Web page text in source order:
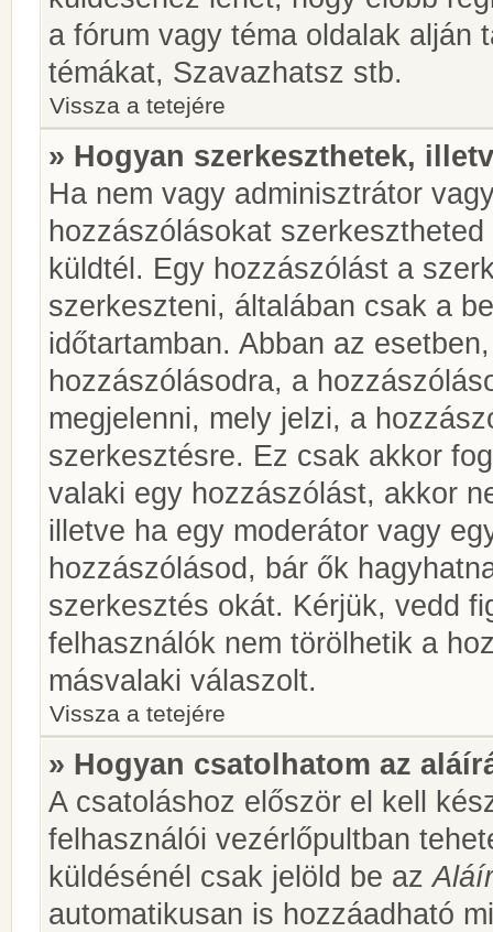
a fórum vagy téma oldalak alján
témákat, Szavazhatsz stb.
Vissza a tetejére
» Hogyan szerkeszthetek,
Ha nem vagy adminisztrátor
hozzászólásokat
küldtél. Egy hozzászólást a
szerkeszteni, általában csak a
időtartamban. Abban az
hozzászólásodra, a
megjelenni, mely jelzi, a
szerkesztésre. Ez csak akkor
valaki egy hozzászólást, akkor
illetve ha egy moderátor vagy
hozzászólásod, bár ők
szerkesztés okát. Kérjük, vedd
felhasználók nem törölhetik a
másvalaki válaszolt.
Vissza a tetejére
» Hogyan csatolhatom az
A csatoláshoz először el kell
felhasználói vezérlőpultban
küldésénél csak jelöld be az
automatikusan is hozzáadható